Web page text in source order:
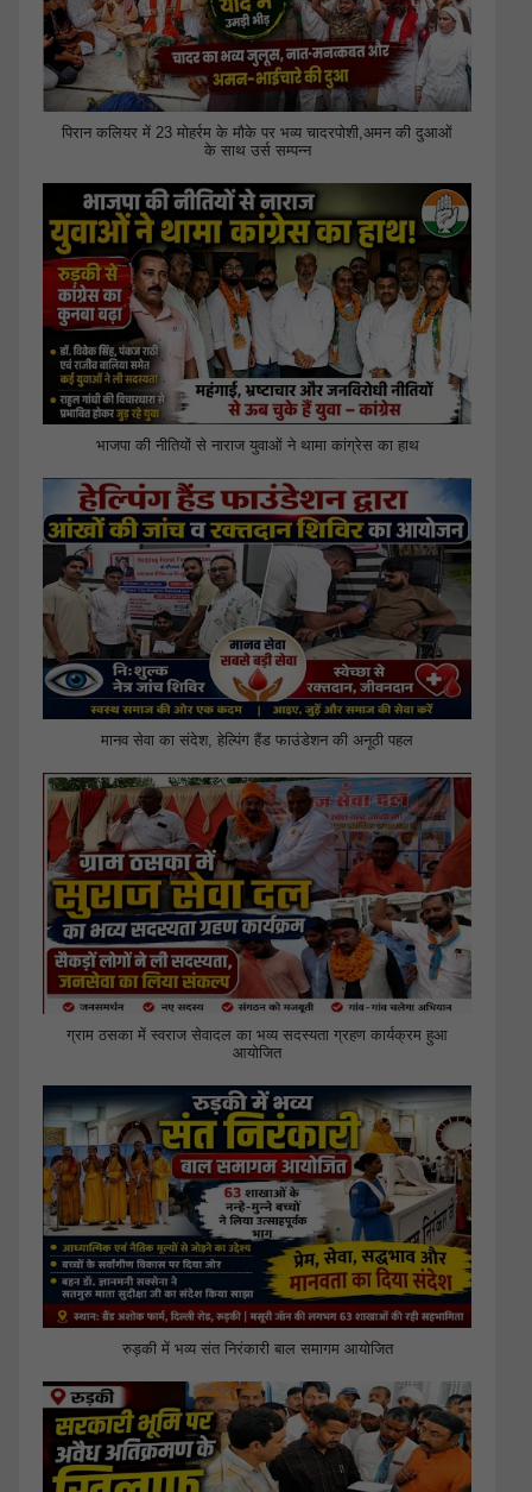
पिरान कलियर में 23 मोहर्रम के मौके पर भव्य चादरपोशी,अमन की दुआओं
के साथ उर्स सम्पन्न
भाजपा की नीतियों से नाराज युवाओं ने थामा कांग्रेस का हाथ
मानव सेवा का संदेश, हेल्पिंग हैंड फाउंडेशन की अनूठी पहल
ग्राम ठसका में स्वराज सेवादल का भव्य सदस्यता ग्रहण कार्यक्रम हुआ
आयोजित
रुड़की में भव्य संत निरंकारी बाल समागम आयोजित